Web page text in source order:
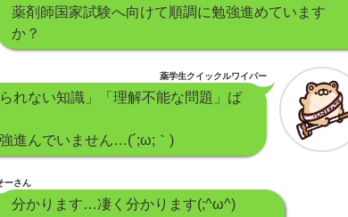
薬剤師国家試験へ向けて順調に勉強進めています
か？
薬学生クイックルワイパー
れない知識」「理解不能な問題」ば
進んでいません…(´;ω;｀)
ーさん
分かります…凄く分かります(;^ω^)